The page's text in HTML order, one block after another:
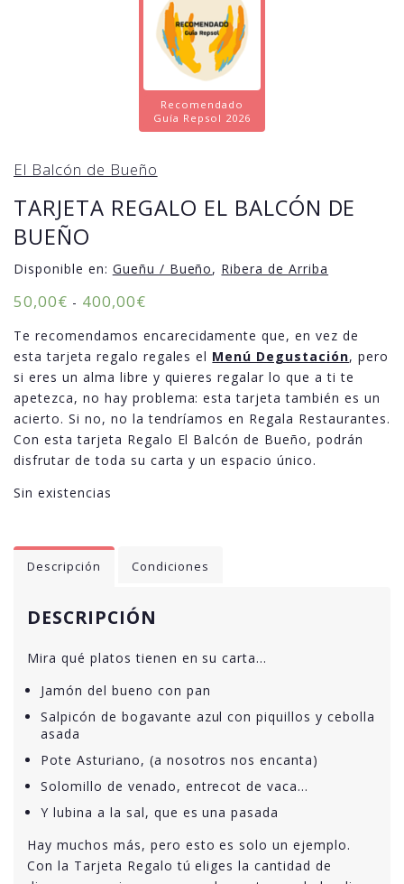
Recomendado
Guía Repsol 2026
El Balcón de Bueño
TARJETA REGALO EL BALCÓN DE
BUEÑO
Disponible en: Gueñu / Bueño, Ribera de Arriba
50,00€ - 400,00€
Te recomendamos encarecidamente que, en vez de
esta tarjeta regalo regales el Menú Degustación, pero
si eres un alma libre y quieres regalar lo que a ti te
apetezca, no hay problema: esta tarjeta también es un
acierto. Si no, no la tendríamos en Regala Restaurantes.
Con esta tarjeta Regalo El Balcón de Bueño, podrán
disfrutar de toda su carta y un espacio único.
Sin existencias
Descripción Condiciones
DESCRIPCIÓN
Mira qué platos tienen en su carta…
Jamón del bueno con pan
Salpicón de bogavante azul con piquillos y cebolla
asada
Pote Asturiano, (a nosotros nos encanta)
Solomillo de venado, entrecot de vaca…
Y lubina a la sal, que es una pasada
Hay muchos más, pero esto es solo un ejemplo.
Con la Tarjeta Regalo tú eliges la cantidad de